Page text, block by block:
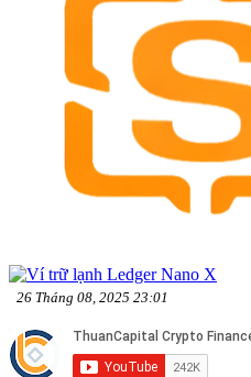
26 Tháng 08, 2025 23:01